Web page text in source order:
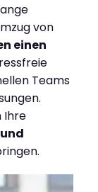
von
einen
Teams
Ihre